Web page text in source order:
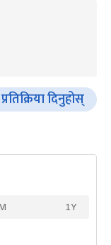
प्रतिक्रिया दिनुहोस्